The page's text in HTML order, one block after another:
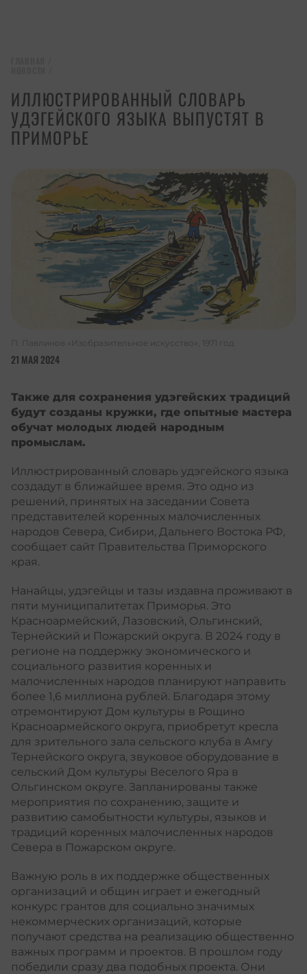
ИЛЛЮСТРИРОВАННЫЙ СЛОВАРЬ
УДЭГЕЙСКОГО ЯЗЫКА ВЫПУСТЯТ В
ПРИМОРЬЕ
21 МАЯ 2024
П. Павлинов «Изобразительное искусство», 1971 год
Также для сохранения удэгейских традиций
будут созданы кружки, где опытные мастера
обучат молодых людей народным
промыслам.
Иллюстрированный словарь удэгейского языка
создадут в ближайшее время. Это одно из
решений, принятых на заседании Совета
представителей коренных малочисленных
народов Севера, Сибири, Дальнего Востока РФ,
сообщает сайт Правительства Приморского
края.
Нанайцы, удэгейцы и тазы издавна проживают в
пяти муниципалитетах Приморья. Это
Красноармейский, Лазовский, Ольгинский,
Тернейский и Пожарский округа. В 2024 году в
регионе на поддержку экономического и
социального развития коренных и
малочисленных народов планируют направить
более 1,6 миллиона рублей. Благодаря этому
отремонтируют Дом культуры в Рощино
Красноармейского округа, приобретут кресла
для зрительного зала сельского клуба в Амгу
Тернейского округа, звуковое оборудование в
сельский Дом культуры Веселого Яра в
Ольгинском округе. Запланированы также
мероприятия по сохранению, защите и
развитию самобытности культуры, языков и
традиций коренных малочисленных народов
Севера в Пожарском округе.
Важную роль в их поддержке общественных
организаций и общин играет и ежегодный
конкурс грантов для социально значимых
некоммерческих организаций, которые
получают средства на реализацию общественно
важных программ и проектов. В прошлом году
победили сразу два подобных проекта. Они